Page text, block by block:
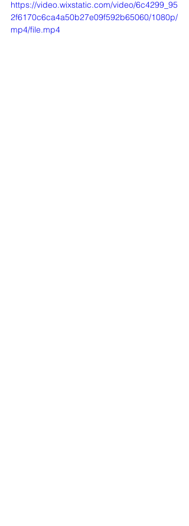
https://video.wixstatic.com/video/6c4299_95
2f6170c6ca4a50b27e09f592b65060/1080p/
mp4/file.mp4